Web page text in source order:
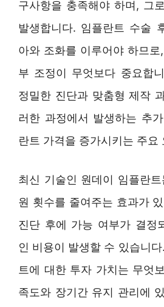
구사항을 충족해야 하며, 그
발생합니다. 임플란트 수술
아와 조화를 이루어야 하므
부 조정이 무엇보다 중요합
정밀한 진단과 맞춤형 제작
러한 과정에서 발생하는 추
란트 가격을 증가시키는 주요
최신 기술인 원데이 임플란
원 횟수를 줄여주는 효과가
진단 후에 가능 여부가 결정
인 비용이 발생할 수 있습니
트에 대한 투자 가치는 무엇
족도와 장기간 유지 관리에